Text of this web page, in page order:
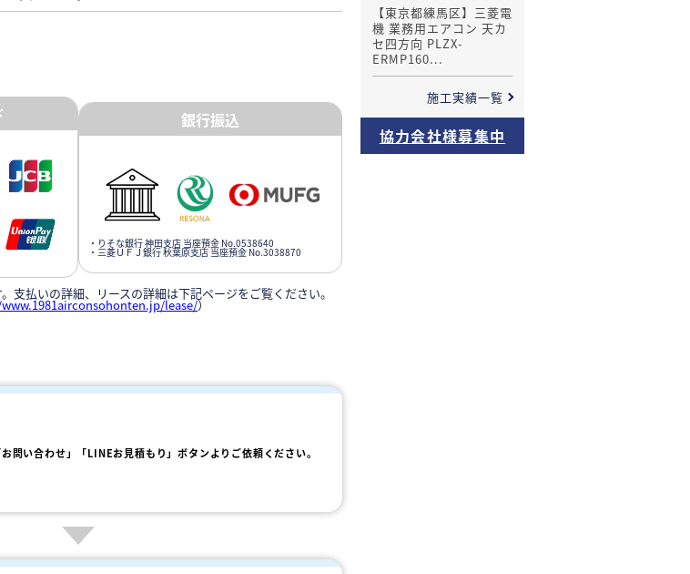
銀行振込
・りそな銀行 神田支店 当座預金 No.0538640
・三菱ＵＦＪ銀行 秋葉原支店 当座預金 No.3038870
支払いの詳細、リースの詳細は下記ページをご覧ください。
lease/）
お問い合わせ」「LINEお見積もり」ボタンよりご依頼ください。
【東京都練馬区】三菱電
機 業務用エアコン 天カ
セ四方向 PLZX-
ERMP160...
施工実績一覧
協力会社様募集中